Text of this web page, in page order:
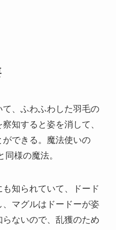
、ふわふわした羽毛の
知すると姿を消して、
できる。魔法使いの
同様の魔法。
知られていて、ドード
マグルはドードーが姿
ないので、乱獲のため